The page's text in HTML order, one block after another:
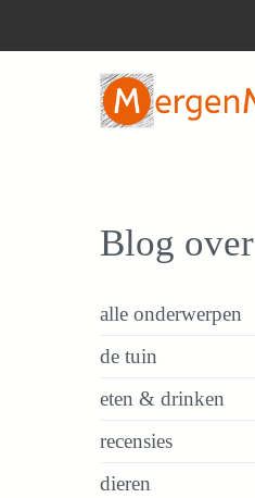
Blog over
alle onderwerpen
de tuin
eten & drinken
recensies
dieren